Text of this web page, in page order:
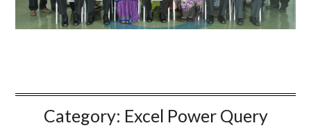
Category: Excel Power Query